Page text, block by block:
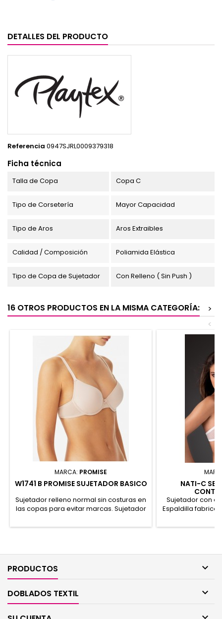
DETALLES DEL PRODUCTO
Referencia 0947SJRL0009379318
Ficha técnica
Talla de Copa Copa C
Tipo de Corsetería Mayor Capacidad
Tipo de Aros Aros Extraibles
Calidad / Composición Poliamida Elástica
Tipo de Copa de Sujetador Con Relleno ( Sin Push )
16 OTROS PRODUCTOS EN LA MISMA CATEGORÍA:
>
<
MARCA: PROMISE
W1741 B PROMISE SUJETADOR BASICO
Sujetador relleno normal sin costuras en
las copas para evitar marcas. Sujetador
92% Poliamida, 8% Elastano
NATI-C
Sujetador con
Espaldilla
Poliéster,
PRODUCTOS 
DOBLADOS TEXTIL 